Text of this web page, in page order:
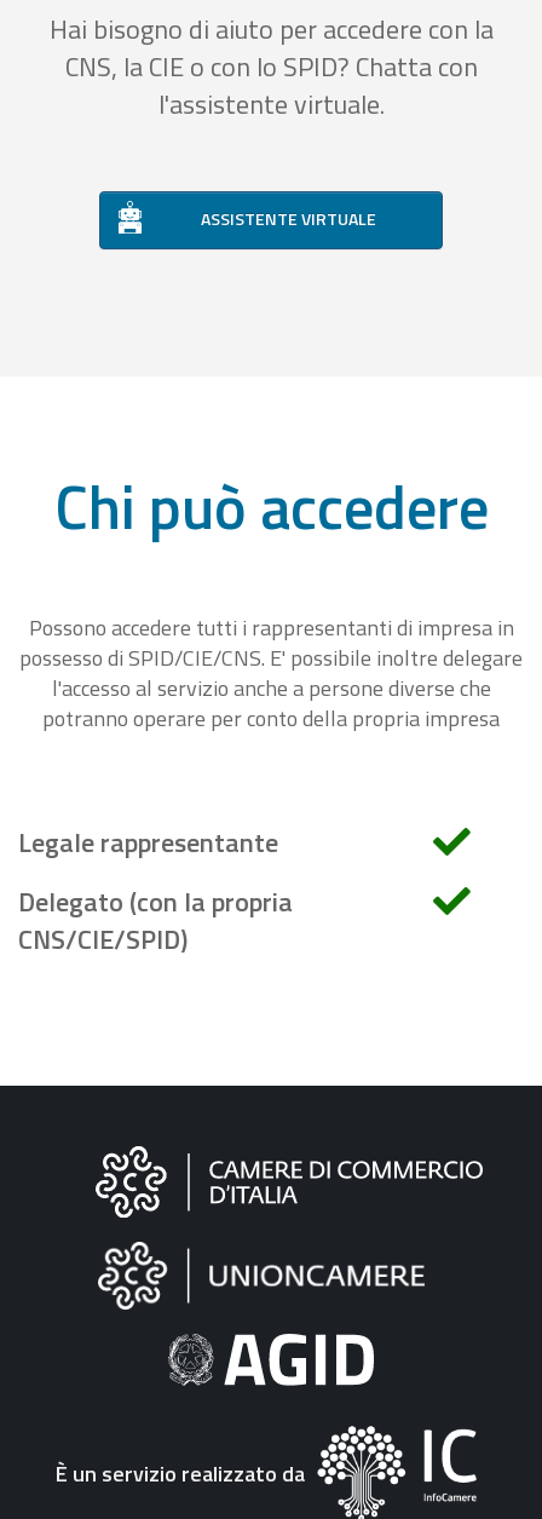
Hai bisogno di aiuto per accedere con la
CNS, la CIE o con lo SPID? Chatta con
l'assistente virtuale.
ASSISTENTE VIRTUALE
Chi può accedere
Possono accedere tutti i rappresentanti di impresa in
possesso di SPID/CIE/CNS. E' possibile inoltre delegare
l'accesso al servizio anche a persone diverse che
potranno operare per conto della propria impresa
Legale rappresentante
Delegato (con la propria
CNS/CIE/SPID)
Informazioni
"Fattura
Elettronica"
È un servizio realizzato da